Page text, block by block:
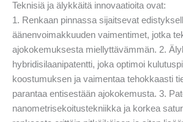
Teknisiä ja älykkäitä innovaatioita ovat:
1. Renkaan pinnassa sijaitsevat
äänenvoimakkuuden vaimentimet, jotka
ajokokemuksesta miellyttävämmän. 2.
hybridisilaanipatentti, joka optimoi
koostumuksen ja vaimentaa tehokkaasti
parantaa entisestään ajokokemusta. 3.
nanometrisekoitustekniikka ja korkea